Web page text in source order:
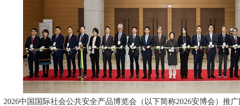
中国国际社会公共安全产品博览会（以下简称2026安博会）推